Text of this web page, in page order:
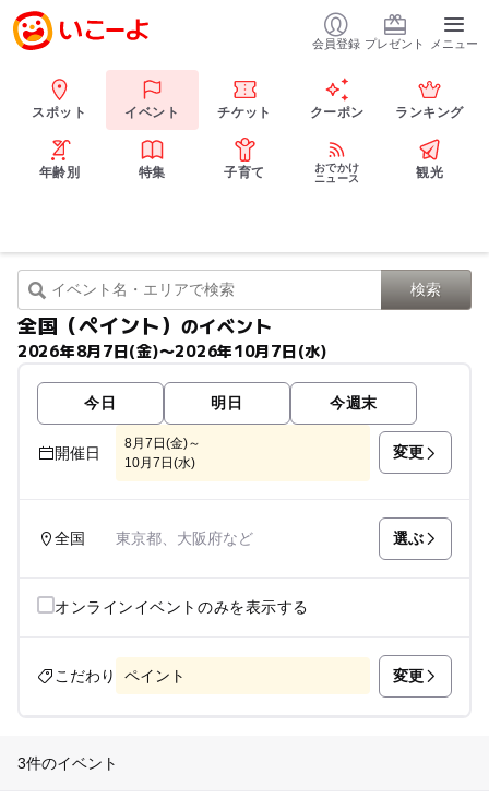
会員登録 プレゼント メニュー
スポット イベント チケット クーポン ランキング
年齢別 特集 子育て
おでかけ
ニュース
観光
全国（ペイント） のイベント
2026年8月7日(金)〜2026年10月7日(水)
今日 明日 今週末
開催日
8月7日(金)～
10月7日(水)
変更
全国 東京都、大阪府など 選ぶ
オンラインイベントのみを表示する
こだわり ペイント 変更
3件のイベント